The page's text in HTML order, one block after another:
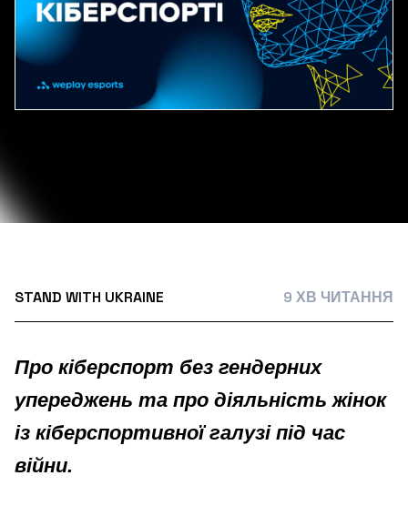
STAND WITH UKRAINE 9 ХВ ЧИТАННЯ
Про кіберспорт без гендерних
упереджень та про діяльність жінок
із кіберспортивної галузі під час
війни.